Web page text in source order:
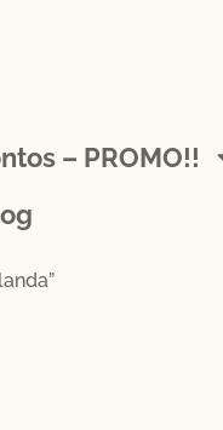
– PROMO!!